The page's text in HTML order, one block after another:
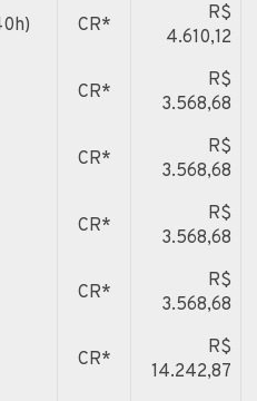
CR*
R$
4.610,12
CR*
R$
3.568,68
CR*
R$
3.568,68
CR*
R$
3.568,68
CR*
R$
3.568,68
CR*
R$
14.242,87